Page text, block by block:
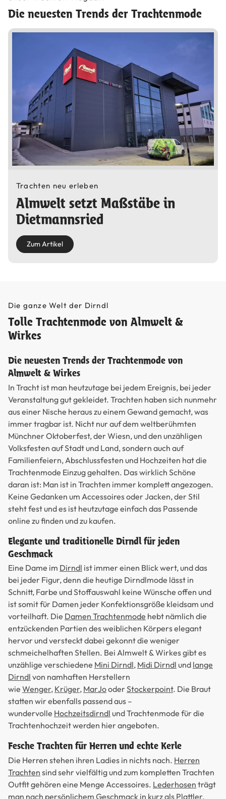
Die neuesten Trends der Trachtenmode
Trachten neu erleben
Almwelt setzt Maßstäbe in
Dietmannsried
Zum Artikel
Die ganze Welt der Dirndl
Tolle Trachtenmode von Almwelt &
Wirkes
Die neuesten Trends der Trachtenmode von
Almwelt & Wirkes
In Tracht ist man heutzutage bei jedem Ereignis, bei jeder
Veranstaltung gut gekleidet. Trachten haben sich nunmehr
aus einer Nische heraus zu einem Gewand gemacht, was
immer tragbar ist. Nicht nur auf dem weltberühmten
Münchner Oktoberfest, der Wiesn, und den unzähligen
Volksfesten auf Stadt und Land, sondern auch auf
Familienfeiern, Abschlussfesten und Hochzeiten hat die
Trachtenmode Einzug gehalten. Das wirklich Schöne
daran ist: Man ist in Trachten immer komplett angezogen.
Keine Gedanken um Accessoires oder Jacken, der Stil
steht fest und es ist heutzutage einfach das Passende
online zu finden und zu kaufen.
Elegante und traditionelle Dirndl für jeden
Geschmack
Eine Dame im Dirndl ist immer einen Blick wert, und das
bei jeder Figur, denn die heutige Dirndlmode lässt in
Schnitt, Farbe und Stoffauswahl keine Wünsche offen und
ist somit für Damen jeder Konfektionsgröße kleidsam und
vorteilhaft. Die Damen Trachtenmode hebt nämlich die
entzückenden Partien des weiblichen Körpers elegant
hervor und versteckt dabei gekonnt die weniger
schmeichelhaften Stellen. Bei Almwelt & Wirkes gibt es
unzählige verschiedene Mini Dirndl, Midi Dirndl und lange
Dirndl von namhaften Herstellern
wie Wenger, Krüger, MarJooderStockerpoint. Die Braut
statten wir ebenfalls passend aus –
wundervolle Hochzeitsdirndl und Trachtenmode für die
Trachtenhochzeit werden hier angeboten.
Fesche Trachten für Herren und echte Kerle
Die Herren stehen ihren Ladies in nichts nach. Herren
Trachten sind sehr vielfältig und zum kompletten Trachten
Outfit gehören eine Menge Accessoires. Lederhosen trägt
man nach persönlichem Geschmack in kurz als Plattler,